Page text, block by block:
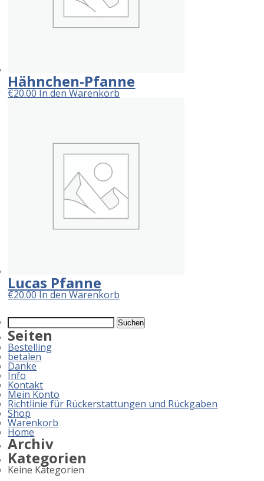
Hähnchen-Pfanne
€20.00In den Warenkorb
Lucas Pfanne
€20.00In den Warenkorb
Suchen
nach:
Seiten
Bestelling
betalen
Danke
Info
Kontakt
Mein Konto
Richtlinie für Rückerstattungen und Rückgaben
Shop
Warenkorb
Home
Archiv
Kategorien
Keine Kategorien